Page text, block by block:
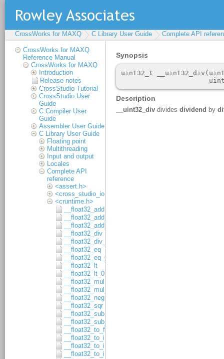
CrossWorks for MAXQ C Library User Guide Complete API
CrossWorks for MAXQ
Reference Manual
CrossWorks for MAXQ
Introduction
Release notes
CrossStudio Tutorial
CrossStudio User
Guide
C Compiler User
Guide
Assembler User Guide
C Library User Guide
Floating point
Multithreading
Input and output
Locales
Complete API
reference
<assert.h>
<cross_studio_io.h>
<cruntime.h>
__float32_add
__float32_add_1
__float32_add_asgn
__float32_div
__float32_div_asgn
__float32_eq
__float32_eq_0
__float32_lt
__float32_lt_0
__float32_mul
__float32_mul_asgn
__float32_neg
__float32_sqr
__float32_sub
__float32_sub_asgn
__float32_to_float64
__float32_to_int16
__float32_to_int32
__float32_to_int64